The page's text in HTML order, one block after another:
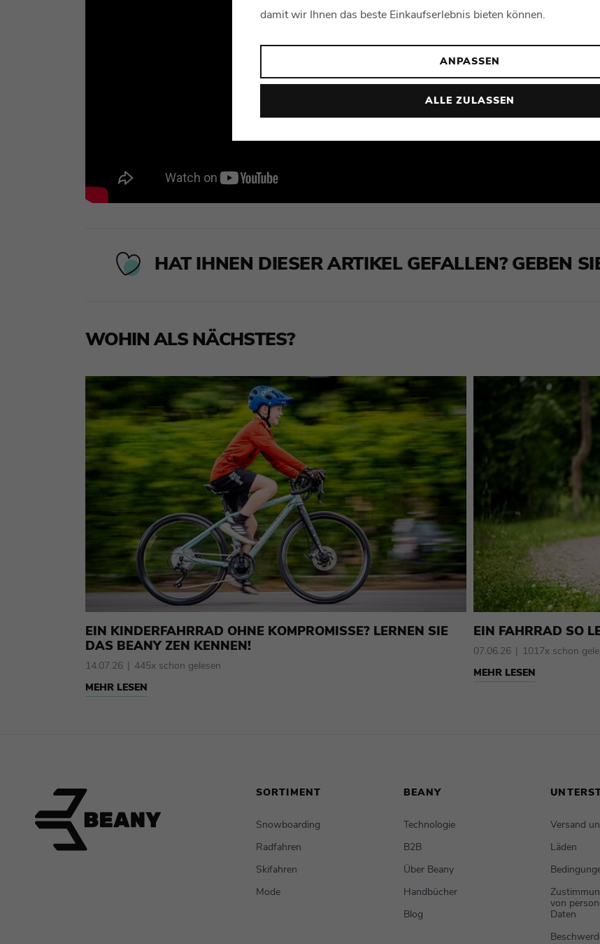
HAT IHNEN DIESER ARTIKEL GEFALLEN? GEBEN
WOHIN ALS NÄCHSTES?
EIN KINDERFAHRRAD OHNE KOMPROMISSE? LERNEN SIE
DAS BEANY ZEN KENNEN!
14.07.26 445x schon gelesen
MEHR LESEN
EIN FAHRRAD SO
07.06.26 1017x schon
MEHR LESEN
SORTIMENT
Snowboarding
Radfahren
Skifahren
Mode
BEANY
Technologie
B2B
Über Beany
Handbücher
Blog
Versand
Läden
von
Daten
damit wir Ihnen das beste Einkaufserlebnis bieten können.
ANPASSEN
ALLE ZULASSEN